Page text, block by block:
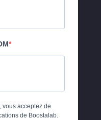
vous acceptez de
de Boostalab.